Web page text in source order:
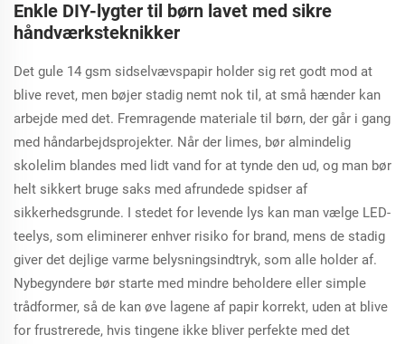
Enkle DIY-lygter til børn lavet med sikre
håndværksteknikker
Det gule 14 gsm sidselvævspapir holder sig ret godt mod at
blive revet, men bøjer stadig nemt nok til, at små hænder kan
arbejde med det. Fremragende materiale til børn, der går i gang
med håndarbejdsprojekter. Når der limes, bør almindelig
skolelim blandes med lidt vand for at tynde den ud, og man bør
helt sikkert bruge saks med afrundede spidser af
sikkerhedsgrunde. I stedet for levende lys kan man vælge LED-
teelys, som eliminerer enhver risiko for brand, mens de stadig
giver det dejlige varme belysningsindtryk, som alle holder af.
Nybegyndere bør starte med mindre beholdere eller simple
trådformer, så de kan øve lagene af papir korrekt, uden at blive
for frustrerede, hvis tingene ikke bliver perfekte med det